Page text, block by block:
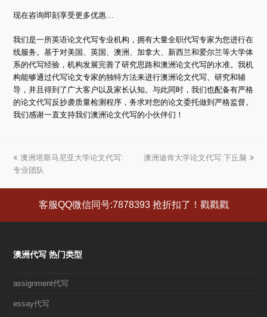
现在咨询即刻享受更多优惠…
我们是一所英语论文代写专业机构，拥有大量全职代写专家为您进行在
线服务。基于对美国、英国、澳洲、加拿大、新西兰和爱尔兰等大学体
系的代写经验，机构发展完善了研究思路和澳洲论文代写的水准。我机
构能够通过代写论文专家的独特方法来进行澳洲论文代写、研究和辅
导，并且得到了广大客户以及家长认知。与此同时，我们也配备有严格
的论文代写反抄袭质量检测程序，务求对您的论文委托做到严格监督。
我们感谢一直支持我们澳洲论文代写的小伙伴们！
上
一
澳洲塔斯马尼亚大学论文代写:
专业团队
下
章:
澳洲迪肯大学论文代写:下丘脑
客服QQ微信同号:7878393 抢折扣了！戳戳戳
澳洲代写 热门类型
assignment代写
essay代写